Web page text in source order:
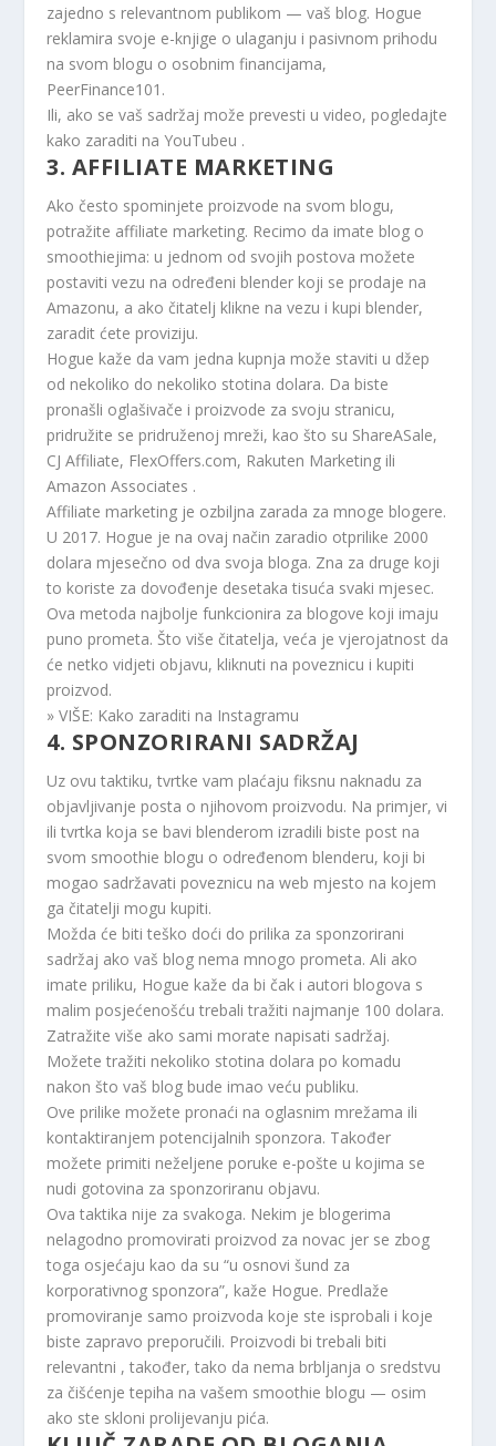
zajedno s relevantnom publikom — vaš blog. Hogue
reklamira svoje e-knjige o ulaganju i pasivnom prihodu
na svom blogu o osobnim financijama,
PeerFinance101.
Ili, ako se vaš sadržaj može prevesti u video, pogledajte
kako zaraditi na YouTubeu .
3. AFFILIATE MARKETING
Ako često spominjete proizvode na svom blogu,
potražite affiliate marketing. Recimo da imate blog o
smoothiejima: u jednom od svojih postova možete
postaviti vezu na određeni blender koji se prodaje na
Amazonu, a ako čitatelj klikne na vezu i kupi blender,
zaradit ćete proviziju.
Hogue kaže da vam jedna kupnja može staviti u džep
od nekoliko do nekoliko stotina dolara. Da biste
pronašli oglašivače i proizvode za svoju stranicu,
pridružite se pridruženoj mreži, kao što su ShareASale,
CJ Affiliate, FlexOffers.com, Rakuten Marketing ili
Amazon Associates .
Affiliate marketing je ozbiljna zarada za mnoge blogere.
U 2017. Hogue je na ovaj način zaradio otprilike 2000
dolara mjesečno od dva svoja bloga. Zna za druge koji
to koriste za dovođenje desetaka tisuća svaki mjesec.
Ova metoda najbolje funkcionira za blogove koji imaju
puno prometa. Što više čitatelja, veća je vjerojatnost da
će netko vidjeti objavu, kliknuti na poveznicu i kupiti
proizvod.
» VIŠE: Kako zaraditi na Instagramu
4. SPONZORIRANI SADRŽAJ
Uz ovu taktiku, tvrtke vam plaćaju fiksnu naknadu za
objavljivanje posta o njihovom proizvodu. Na primjer, vi
ili tvrtka koja se bavi blenderom izradili biste post na
svom smoothie blogu o određenom blenderu, koji bi
mogao sadržavati poveznicu na web mjesto na kojem
ga čitatelji mogu kupiti.
Možda će biti teško doći do prilika za sponzorirani
sadržaj ako vaš blog nema mnogo prometa. Ali ako
imate priliku, Hogue kaže da bi čak i autori blogova s ​​
malim posjećenošću trebali tražiti najmanje 100 dolara.
Zatražite više ako sami morate napisati sadržaj.
Možete tražiti nekoliko stotina dolara po komadu
nakon što vaš blog bude imao veću publiku.
Ove prilike možete pronaći na oglasnim mrežama ili
kontaktiranjem potencijalnih sponzora. Također
možete primiti neželjene poruke e-pošte u kojima se
nudi gotovina za sponzoriranu objavu.
Ova taktika nije za svakoga. Nekim je blogerima
nelagodno promovirati proizvod za novac jer se zbog
toga osjećaju kao da su “u osnovi šund za
korporativnog sponzora”, kaže Hogue. Predlaže
promoviranje samo proizvoda koje ste isprobali i koje
biste zapravo preporučili. Proizvodi bi trebali biti
relevantni , također, tako da nema brbljanja o sredstvu
za čišćenje tepiha na vašem smoothie blogu — osim
ako ste skloni prolijevanju pića.